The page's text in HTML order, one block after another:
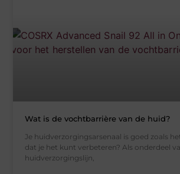
Wat is de vochtbarrière van de huid?
Je huidverzorgingsarsenaal is goed zoals
dat je het kunt verbeteren? Als onderdeel
huidverzorgingslijn,